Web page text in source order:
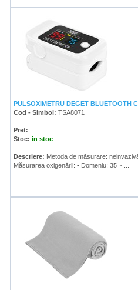
PULSOXIMETRU DEGET BLUETOOTH
Cod - Simbol: TSA8071
Pret:
Stoc: in stoc
Descriere: Metoda de măsurare:
Măsurarea oxigenării: • Domeniu: 35 ~ ...